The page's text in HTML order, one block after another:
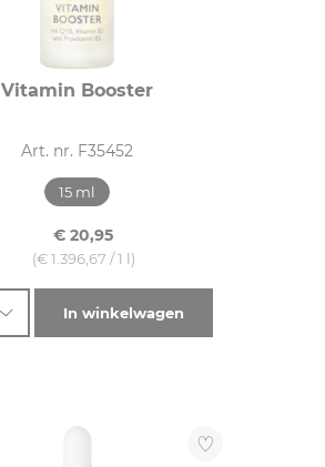
Vitamin Booster
Art. nr. F35452
15 ml
€ 20,95
(€ 1.396,67 / 1 l)
In winkelwagen